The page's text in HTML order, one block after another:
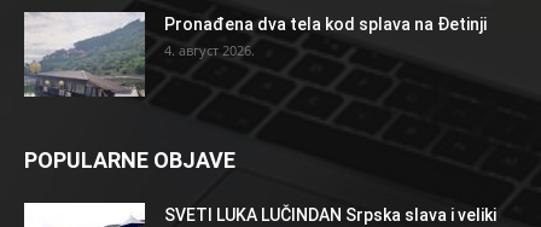
Pronađena dva tela kod splava na Đetinji
4. август 2026.
POPULARNE OBJAVE
SVETI LUKA LUČINDAN Srpska slava i veliki